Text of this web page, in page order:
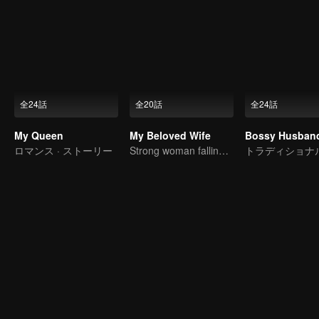
全24話
My Queen
ロマンス · ストーリー
全20話
My Beloved Wife
Strong woman falling in love with delicate man
全24話